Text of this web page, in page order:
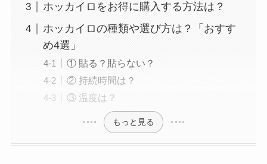
ホッカイロをお得に購入する方法は？
ホッカイロの種類や選び方は？「おすす
め4選」
① 貼る？貼らない？
② 持続時間は？
③ 温度は？
もっと見る